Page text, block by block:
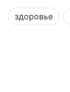
здоровье